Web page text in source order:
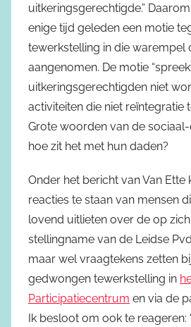
uitkeringsgerechtigde.”
enige tijd geleden een motie
tewerkstelling in die warempel
aangenomen. De motie
uitkeringsgerechtigden niet
activiteiten die niet reïntegratie
Grote woorden van de
hoe zit het met hun daden?
Onder het bericht van Van Ette
reacties te staan van mensen
lovend uitlieten over de op
stellingname van de Leidse
maar wel vraagtekens zetten
gedwongen tewerkstelling in
Participatiecentrum en via de
Ik besloot om ook te reageren: